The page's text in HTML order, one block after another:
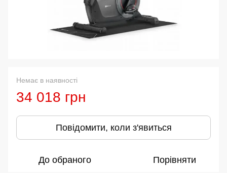
Немає в наявності
34 018 грн
Повідомити, коли з'явиться
До обраного Порівняти